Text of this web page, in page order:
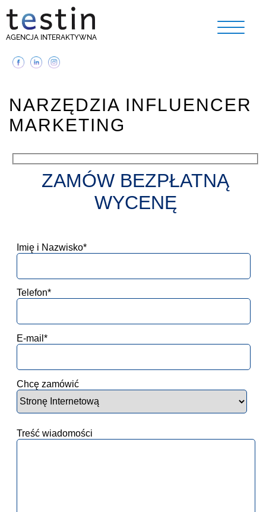
AGENCJA INTERAKTYWNA
NARZĘDZIA INFLUENCER
MARKETING
ZAMÓW BEZPŁATNĄ
WYCENĘ
Imię i Nazwisko*
Telefon*
E-mail*
Chcę zamówić
Treść wiadomości